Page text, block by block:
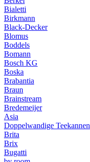
Bialetti
Birkmann
Black-Decker
Blomus
Boddels
Bomann
Bosch KG
Boska
Brabantia
Braun
Brainstream
Bredemeijer
Asia
Doppelwandige Teekannen
Brita
Brix
Bugatti